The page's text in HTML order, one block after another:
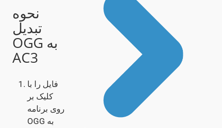
نحوه
تبدیل
OGG به
AC3
فایل را با
کلیک بر
روی برنامه
OGG به